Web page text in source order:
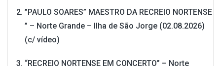
”PAULO SOARES” MAESTRO DA RECREIO NORTENSE
” – Norte Grande – Ilha de São Jorge (02.08.2026)
(c/ vídeo)
“RECREIO NORTENSE EM CONCERTO” – Norte